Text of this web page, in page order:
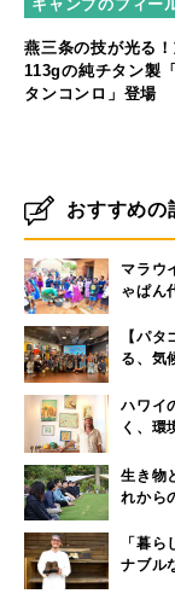
キャンプのフィー
燕三条の技が光る
113gの純チタン製
タンコンロ」登場
おすすめの
マラウ
ゃぱん
【パ
る、気
ハワイ
く、環
生き物
れから
「暮
ナブル